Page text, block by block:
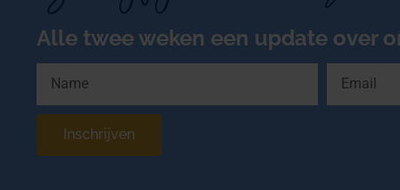
Alle twee weken een update over
Inschrijven